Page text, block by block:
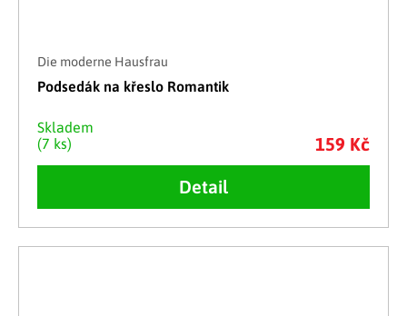
Die moderne Hausfrau
Podsedák na křeslo Romantik
Skladem
(7 ks)
159 Kč
Detail